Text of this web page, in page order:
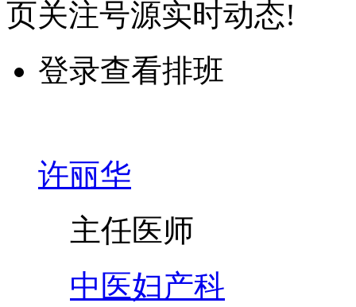
页关注号源实时动态!
登录查看排班
许丽华
主任医师
中医妇产科